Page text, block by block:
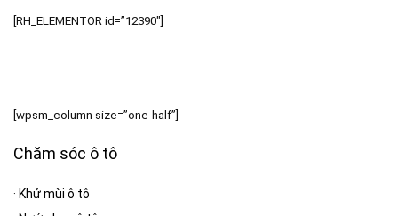
[RH_ELEMENTOR id=”12390″]
[wpsm_column size=”one-half”]
Chăm sóc ô tô
· Khử mùi ô tô